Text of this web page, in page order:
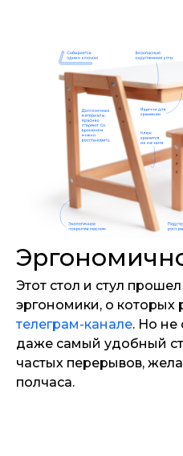
Этот стол и стул
эргономики, о которых
телеграм-канале. Но не
даже самый удобный
частых перерывов,
полчаса.